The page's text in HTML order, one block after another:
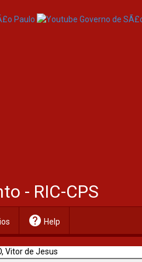
- RIC-CPS
help Help